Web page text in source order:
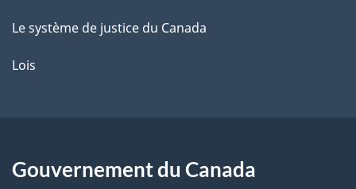
Le système de justice du Canada
Lois
Gouvernement du Canada